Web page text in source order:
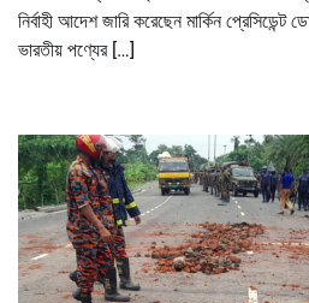
নির্বাহী আদেশ জারি করেছেন মার্কিন
ভারতীয় পণ্যের […]